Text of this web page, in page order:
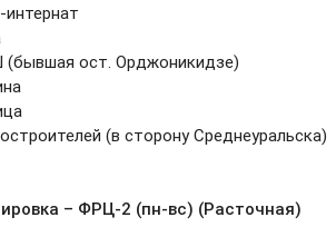
ост. Орджоникидзе)
(в сторону Среднеуральска)
– ФРЦ-2 (пн-вс) (Расточная)